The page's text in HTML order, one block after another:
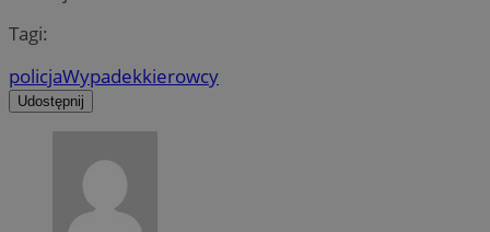
Tagi:
policjaWypadekkierowcy
Udostępnij